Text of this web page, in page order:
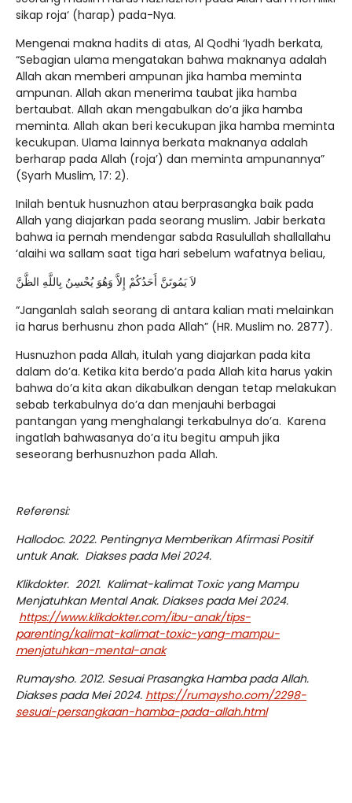
sikap roja‘ (harap) pada-Nya.
Mengenai makna hadits di atas, Al Qodhi ‘Iyadh berkata,
“Sebagian ulama mengatakan bahwa maknanya adalah
Allah akan memberi ampunan jika hamba meminta
ampunan. Allah akan menerima taubat jika hamba
bertaubat. Allah akan mengabulkan do’a jika hamba
meminta. Allah akan beri kecukupan jika hamba meminta
kecukupan. Ulama lainnya berkata maknanya adalah
berharap pada Allah (roja’) dan meminta ampunannya”
(Syarh Muslim, 17: 2).
Inilah bentuk husnuzhon atau berprasangka baik pada
Allah yang diajarkan pada seorang muslim. Jabir berkata
bahwa ia pernah mendengar sabda Rasulullah shallallahu
‘alaihi wa sallam saat tiga hari sebelum wafatnya beliau,
لاَ يَمُوتَنَّ أَحَدُكُمْ إِلاَّ وَهُوَ يُحْسِنُ بِاللَّهِ الظَّنَّ
“Janganlah salah seorang di antara kalian mati melainkan
ia harus berhusnu zhon pada Allah” (HR. Muslim no. 2877).
Husnuzhon pada Allah, itulah yang diajarkan pada kita
dalam do’a. Ketika kita berdo’a pada Allah kita harus yakin
bahwa do’a kita akan dikabulkan dengan tetap melakukan
sebab terkabulnya do’a dan menjauhi berbagai
pantangan yang menghalangi terkabulnya do’a. Karena
ingatlah bahwasanya do’a itu begitu ampuh jika
seseorang berhusnuzhon pada Allah.
Referensi:
Hallodoc. 2022. Pentingnya Memberikan Afirmasi Positif
untuk Anak. Diakses pada Mei 2024.
Klikdokter. 2021. Kalimat-kalimat Toxic yang Mampu
Menjatuhkan Mental Anak. Diakses pada Mei 2024.
https://www.klikdokter.com/ibu-anak/tips-
parenting/kalimat-kalimat-toxic-yang-mampu-
menjatuhkan-mental-anak
Rumaysho. 2012. Sesuai Prasangka Hamba pada Allah.
Diakses pada Mei 2024. https://rumaysho.com/2298-
sesuai-persangkaan-hamba-pada-allah.html